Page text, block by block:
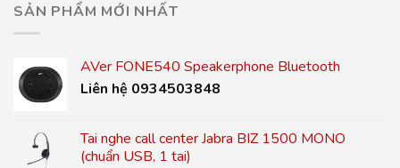
SẢN PHẨM MỚI NHẤT
AVer FONE540 Speakerphone Bluetooth
Liên hệ 0934503848
Tai nghe call center Jabra BIZ 1500 MONO
(chuẩn USB, 1 tai)